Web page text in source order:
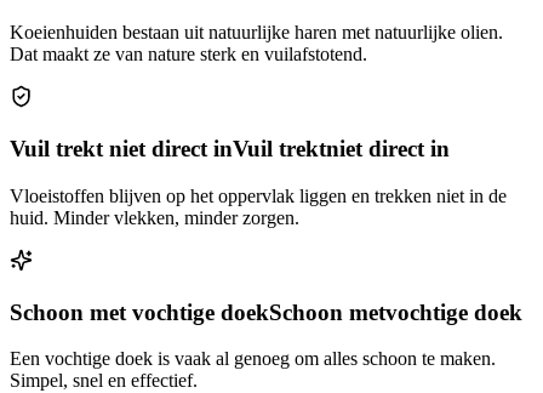
Koeienhuiden bestaan uit natuurlijke haren met natuurlijke olien.
Dat maakt ze van nature sterk en vuilafstotend.
Vuil trekt niet direct inVuil trektniet direct in
Vloeistoffen blijven op het oppervlak liggen en trekken niet in de
huid. Minder vlekken, minder zorgen.
Schoon met vochtige doekSchoon metvochtige doek
Een vochtige doek is vaak al genoeg om alles schoon te maken.
Simpel, snel en effectief.